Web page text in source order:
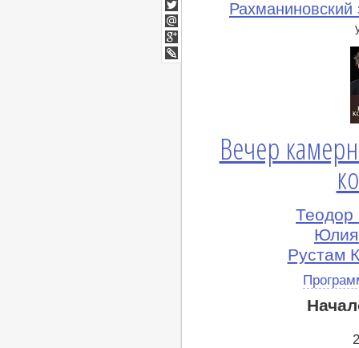
Рахманиновский
Вечер
Теодор
Юлия
Рустам
Twitter
Мой
Мир
Google+
lj